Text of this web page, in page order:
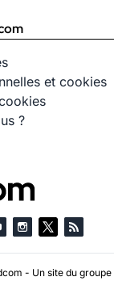
et cookies
?
- Un site du groupe